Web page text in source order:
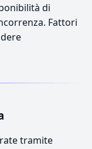
di
Fattori
tramite